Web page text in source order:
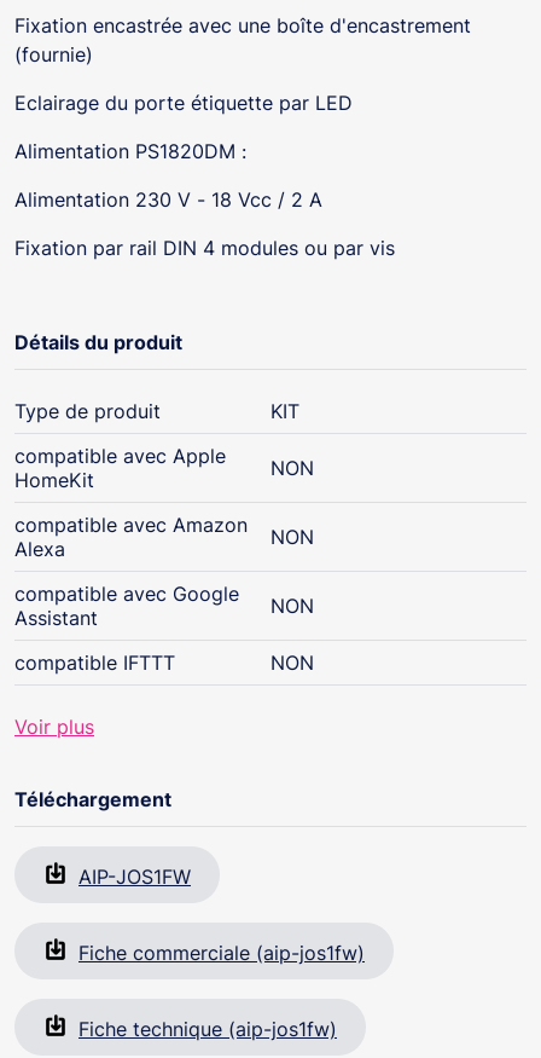
Fixation encastrée avec une boîte d'encastrement
(fournie)
Eclairage du porte étiquette par LED
Alimentation PS1820DM :
Alimentation 230 V - 18 Vcc / 2 A
Fixation par rail DIN 4 modules ou par vis
Détails du produit
Type de produit
KIT
compatible avec Apple
HomeKit
NON
compatible avec Amazon
Alexa
NON
compatible avec Google
Assistant
NON
compatible IFTTT NON
Voir plus
Téléchargement
AIP-JOS1FW
Fiche commerciale (aip-jos1fw)
Fiche technique (aip-jos1fw)